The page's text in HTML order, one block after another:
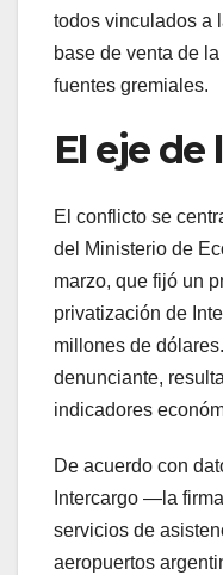
todos vinculados a
base de venta de
fuentes gremiales.
El eje de
El conflicto se
del Ministerio de
marzo, que fijó un
privatización de
millones de
denunciante,
indicadores
De acuerdo con
Intercargo —la
servicios de
aeropuertos